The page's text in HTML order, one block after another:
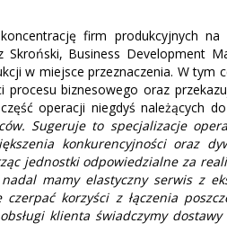
firm produkcyjnych
Skroński, Business
w miejsce przeznaczenia. W
biznesowego oraz
operacji niegdyś należących
Sugeruje to specjalizacje
konkurencyjności oraz
jednostki odpowiedzialne za
mamy elastyczny serwis z
korzyści z łączenia
klienta świadczymy